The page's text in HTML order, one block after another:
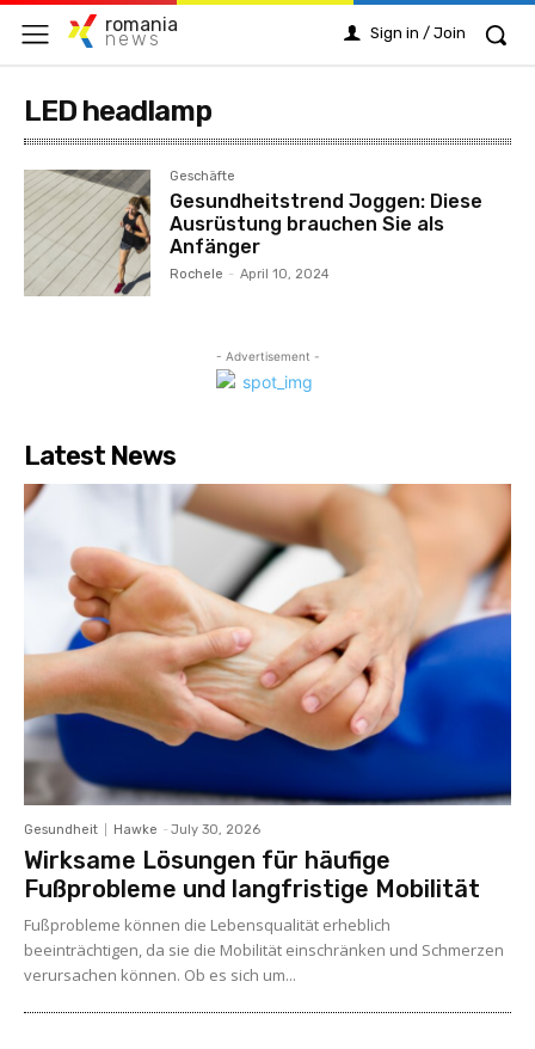
romania
news Sign in / Join
LED headlamp
Geschäfte
Gesundheitstrend Joggen: Diese
Ausrüstung brauchen Sie als
Anfänger
Rochele - April 10, 2024
- Advertisement -
Latest News
Gesundheit Hawke - July 30, 2026
Wirksame Lösungen für häufige
Fußprobleme und langfristige Mobilität
Fußprobleme können die Lebensqualität erheblich
beeinträchtigen, da sie die Mobilität einschränken und Schmerzen
verursachen können. Ob es sich um...